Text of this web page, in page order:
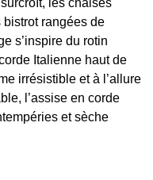
rangées de
s’inspire du rotin
Italienne haut de
irrésistible et à l’allure
l’assise en corde
et sèche